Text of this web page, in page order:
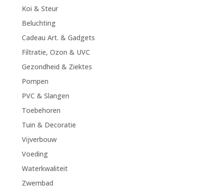
Koi & Steur
Beluchting
Cadeau Art. & Gadgets
Filtratie, Ozon & UVC
Gezondheid & Ziektes
Pompen
PVC & Slangen
Toebehoren
Tuin & Decoratie
Vijverbouw
Voeding
Waterkwaliteit
Zwembad